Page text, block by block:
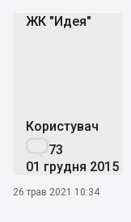
ЖК "Идея"
Користувач
73
01 грудня 2015
26 трав 2021 10:34